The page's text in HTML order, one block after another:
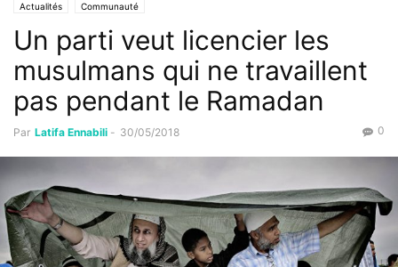
Actualités Communauté
Un parti veut licencier les
musulmans qui ne travaillent
pas pendant le Ramadan
Par Latifa Ennabili - 30/05/2018 0